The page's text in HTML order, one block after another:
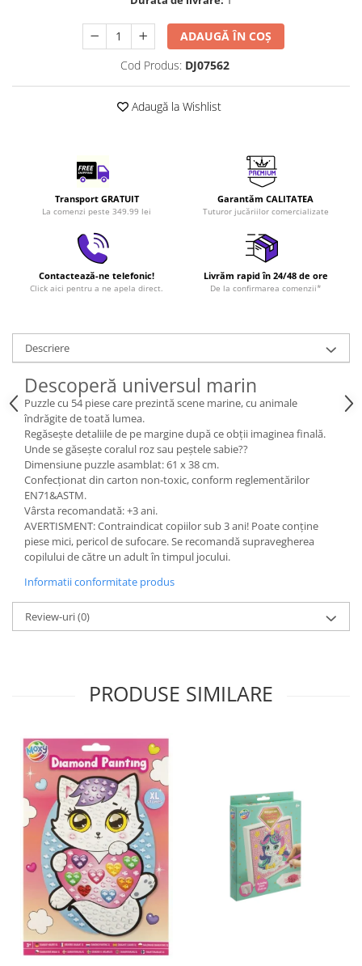
LEGO Creator Expert
LEGO Ideas
LEGO Speed Champions
ADAUGĂ ÎN COȘ
Cod Produs: DJ07562
Adaugă la Wishlist
Transport GRATUIT
La comenzi peste 349.99 lei
Garantăm CALITATEA
Tuturor jucăriilor comercializate
Contactează-ne telefonic!
Click aici pentru a ne apela direct.
Livrăm rapid în 24/48 de ore
De la confirmarea comenzii*
Descriere
Descoperă universul marin
Puzzle cu 54 piese care prezintă scene marine, cu animale
îndrăgite de toată lumea.
Regăsește detaliile de pe margine după ce obții imaginea finală.
Unde se găsește coralul roz sau peștele sabie??
Dimensiune puzzle asamblat: 61 x 38 cm.
Confecționat din carton non-toxic, conform reglementărilor
EN71&ASTM.
Vârsta recomandată: +3 ani.
AVERTISMENT: Contraindicat copiilor sub 3 ani! Poate conține
piese mici, pericol de sufocare. Se recomandă supravegherea
copilului de către un adult în timpul jocului.
Informatii conformitate produs
Review-uri(0)
PRODUSE SIMILARE